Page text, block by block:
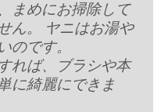
まめにお掃除して
ん。 ヤニはお湯や
のです。
れば、ブラシや本
に綺麗にできま